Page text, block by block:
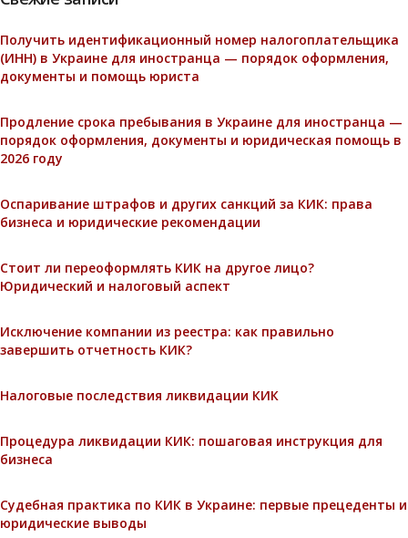
Получить идентификационный номер налогоплательщика
(ИНН) в Украине для иностранца — порядок оформления,
документы и помощь юриста
Продление срока пребывания в Украине для иностранца —
порядок оформления, документы и юридическая помощь в
2026 году
Оспаривание штрафов и других санкций за КИК: права
бизнеса и юридические рекомендации
Стоит ли переоформлять КИК на другое лицо?
Юридический и налоговый аспект
Исключение компании из реестра: как правильно
завершить отчетность КИК?
Налоговые последствия ликвидации КИК
Процедура ликвидации КИК: пошаговая инструкция для
бизнеса
Судебная практика по КИК в Украине: первые прецеденты и
юридические выводы